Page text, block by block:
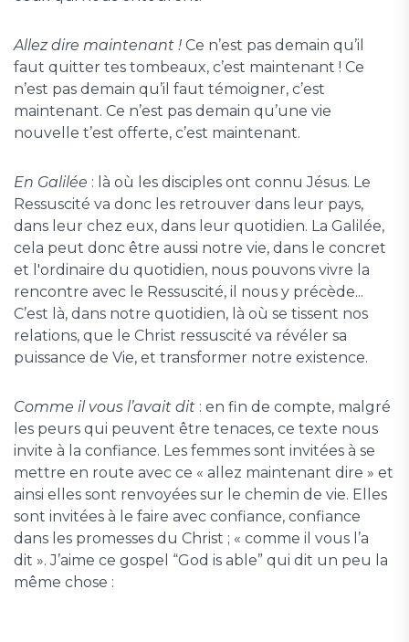
Allez dire maintenant ! Ce n’est pas demain qu’il
faut quitter tes tombeaux, c’est maintenant ! Ce
n’est pas demain qu’il faut témoigner, c’est
maintenant. Ce n’est pas demain qu’une vie
nouvelle t’est offerte, c’est maintenant.
En Galilée : là où les disciples ont connu Jésus. Le
Ressuscité va donc les retrouver dans leur pays,
dans leur chez eux, dans leur quotidien. La Galilée,
cela peut donc être aussi notre vie, dans le concret
et l'ordinaire du quotidien, nous pouvons vivre la
rencontre avec le Ressuscité, il nous y précède...
C’est là, dans notre quotidien, là où se tissent nos
relations, que le Christ ressuscité va révéler sa
puissance de Vie, et transformer notre existence.
Comme il vous l’avait dit : en fin de compte, malgré
les peurs qui peuvent être tenaces, ce texte nous
invite à la confiance. Les femmes sont invitées à se
mettre en route avec ce « allez maintenant dire » et
ainsi elles sont renvoyées sur le chemin de vie. Elles
sont invitées à le faire avec confiance, confiance
dans les promesses du Christ ; « comme il vous l’a
dit ». J’aime ce gospel “God is able” qui dit un peu la
même chose :